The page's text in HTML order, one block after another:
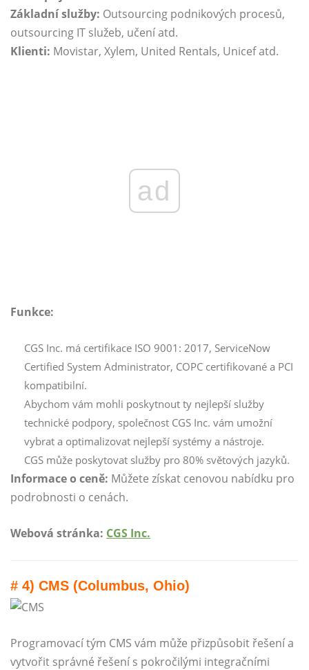
Základní služby: Outsourcing podnikových procesů,
outsourcing IT služeb, učení atd.
Klienti: Movistar, Xylem, United Rentals, Unicef ​​atd.
ad
Funkce:
CGS Inc. má certifikace ISO 9001: 2017, ServiceNow
Certified System Administrator, COPC certifikované a PCI
kompatibilní.
Abychom vám mohli poskytnout ty nejlepší služby
technické podpory, společnost CGS Inc. vám umožní
vybrat a optimalizovat nejlepší systémy a nástroje.
CGS může poskytovat služby pro 80% světových jazyků.
Informace o ceně: Můžete získat cenovou nabídku pro
podrobnosti o cenách.
Webová stránka: CGS Inc.
# 4) CMS (Columbus, Ohio)
Programovací tým CMS vám může přizpůsobit řešení a
vytvořit správné řešení s pokročilými integračními